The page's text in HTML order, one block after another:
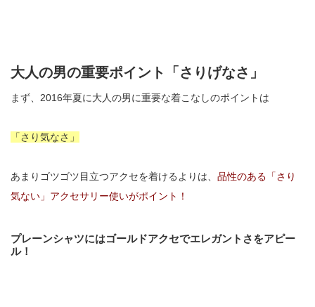
大人の男の重要ポイント「さりげなさ」
まず、2016年夏に大人の男に重要な着こなしのポイントは
「さり気なさ」
あまりゴツゴツ目立つアクセを着けるよりは、 品性のある「さり
気ない」アクセサリー使いがポイント！
プレーンシャツにはゴールドアクセでエレガントさをアピー
ル！